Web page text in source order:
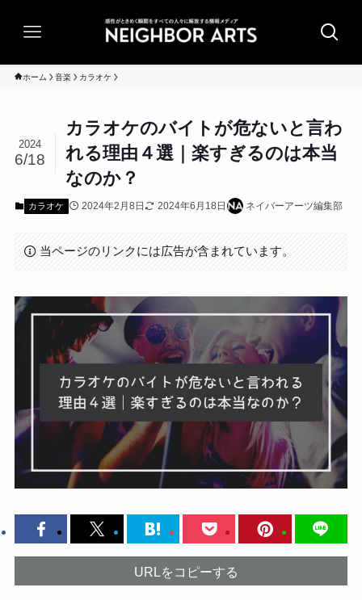
ホーム 音楽 カラオケ
カラオケのバイトが危ないと言わ
れる理由４選｜楽すぎるのは本当
なのか？
2024
6/18
カラオケ 2024年2月8日 2024年6月18日 ネイバーアーツ編集部
当ページのリンクには広告が含まれています。
URLをコピーする